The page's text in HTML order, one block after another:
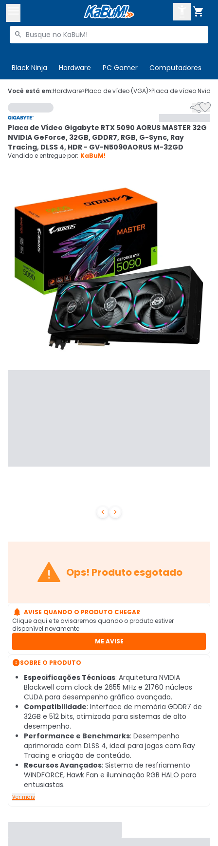

Buscar produtos

Black Ninja Hardware PC Gamer Computadores
 Olá. Acesse sua conta
 Departamentos
Cupons
Mais Vendidos
CADASTRE-SE
Você está em:Hardware>Placa de vídeo (VGA)>Placa de vídeo Nvidia
 

Placa de Vídeo Gigabyte RTX 5090 AORUS MASTER 32G
NVIDIA GeForce, 32GB, GDDR7, RGB, G-Sync, Ray
Tracing, DLSS 4, HDR - GV-N5090AORUS M-32GD
Vendido e entregue por: KaBuM!
 Ops! Produto esgotado
 AVISE QUANDO O PRODUTO CHEGAR
Clique aqui e te avisaremos quando o produto estiver
disponível novamente
ME AVISE
SOBRE O PRODUTO
Especificações Técnicas: Arquitetura NVIDIA
Blackwell com clock de 2655 MHz e 21760 núcleos
CUDA para desempenho gráfico avançado.
Compatibilidade: Interface de memória GDDR7 de
32GB e 512 bits, otimizada para sistemas de alto
desempenho.
Performance e Benchmarks: Desempenho
aprimorado com DLSS 4, ideal para jogos com Ray
Tracing e criação de conteúdo.
Recursos Avançados: Sistema de resfriamento
WINDFORCE, Hawk Fan e iluminação RGB HALO para
entusiastas.
Ver mais